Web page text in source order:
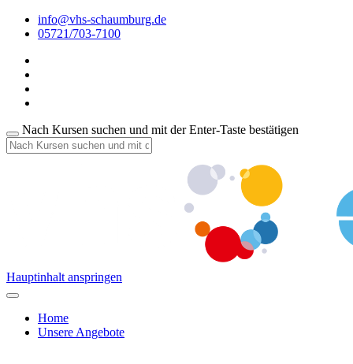
info@vhs-schaumburg.de
05721/703-7100
Nach Kursen suchen und mit der Enter-Taste bestätigen
Hauptinhalt anspringen
Home
Unsere Angebote